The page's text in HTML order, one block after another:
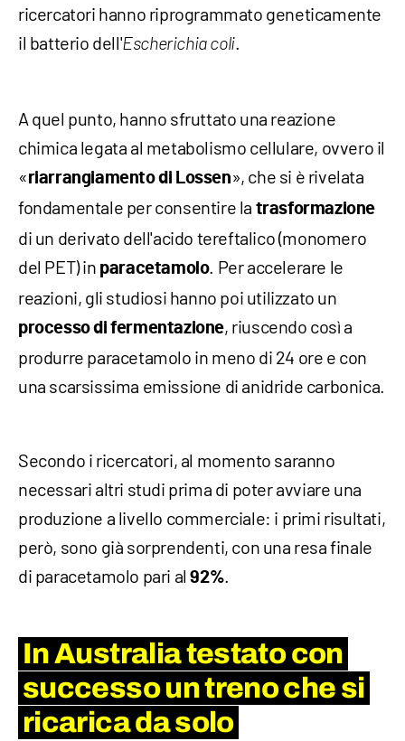
ricercatori hanno riprogrammato geneticamente
il batterio dell'Escherichia coli.
A quel punto, hanno sfruttato una reazione
chimica legata al metabolismo cellulare, ovvero il
«riarrangiamento di Lossen», che si è rivelata
fondamentale per consentire la trasformazione
di un derivato dell'acido tereftalico (monomero
del PET) in paracetamolo. Per accelerare le
reazioni, gli studiosi hanno poi utilizzato un
processo di fermentazione, riuscendo così a
produrre paracetamolo in meno di 24 ore e con
una scarsissima emissione di anidride carbonica.
Secondo i ricercatori, al momento saranno
necessari altri studi prima di poter avviare una
produzione a livello commerciale: i primi risultati,
però, sono già sorprendenti, con una resa finale
di paracetamolo pari al 92%
In Australia testato con
successo un treno che si
ricarica da solo